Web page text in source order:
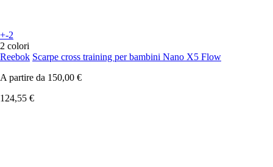
+-2
2 colori
Reebok Scarpe cross training per bambini Nano X5 Flow
A partire da 150,00 €
124,55 €